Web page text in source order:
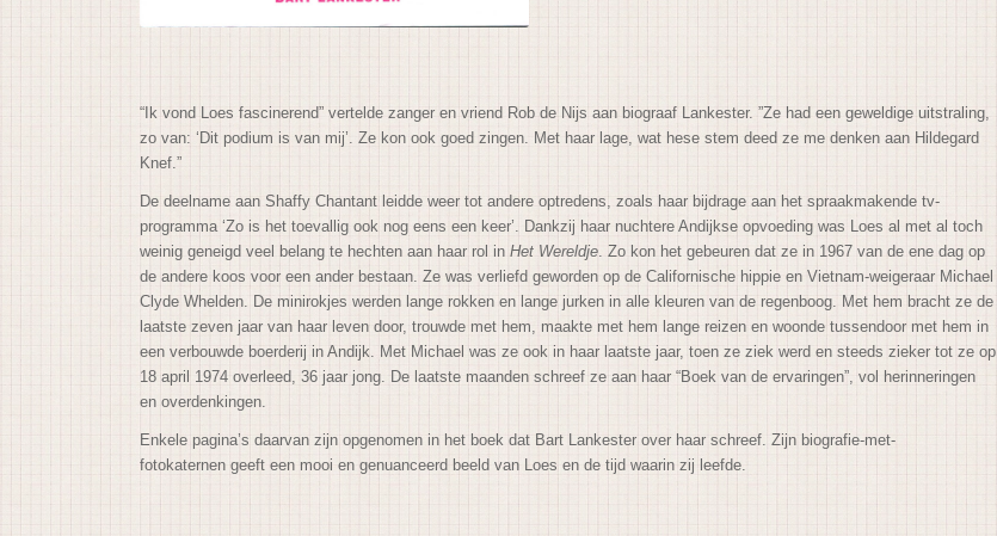
“Ik vond Loes fascinerend” vertelde zanger en vriend Rob de Nijs aan biograaf Lankester. ”Ze had een geweldige uitstraling,
zo van: ‘Dit podium is van mij’. Ze kon ook goed zingen. Met haar lage, wat hese stem deed ze me denken aan Hildegard
Knef.”
De deelname aan Shaffy Chantant leidde weer tot andere optredens, zoals haar bijdrage aan het spraakmakende tv-
programma ‘Zo is het toevallig ook nog eens een keer’. Dankzij haar nuchtere Andijkse opvoeding was Loes al met al toch
weinig geneigd veel belang te hechten aan haar rol inHet Wereldje. Zo kon het gebeuren dat ze in 1967 van de ene dag op
de andere koos voor een ander bestaan. Ze was verliefd geworden op de Californische hippie en Vietnam-weigeraar Michael
Clyde Whelden. De minirokjes werden lange rokken en lange jurken in alle kleuren van de regenboog. Met hem bracht ze de
laatste zeven jaar van haar leven door, trouwde met hem, maakte met hem lange reizen en woonde tussendoor met hem in
een verbouwde boerderij in Andijk. Met Michael was ze ook in haar laatste jaar, toen ze ziek werd en steeds zieker tot ze op
18 april 1974 overleed, 36 jaar jong. De laatste maanden schreef ze aan haar “Boek van de ervaringen”, vol herinneringen
en overdenkingen.
Enkele pagina’s daarvan zijn opgenomen in het boek dat Bart Lankester over haar schreef. Zijn biografie-met-
fotokaternen geeft een mooi en genuanceerd beeld van Loes en de tijd waarin zij leefde.